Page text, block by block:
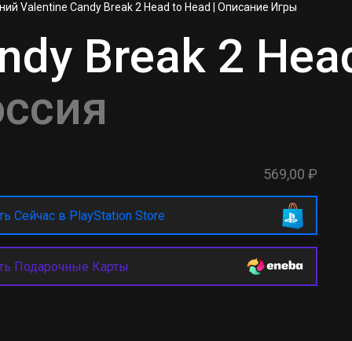
Valentine Candy Break 2 Head to Head Описание Игры
Break 2
569,00 ₽
Сейчас в PlayStation Store
Подарочные Карты